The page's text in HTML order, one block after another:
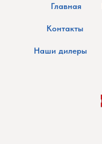
Главная
Контакты
Наши дилеры